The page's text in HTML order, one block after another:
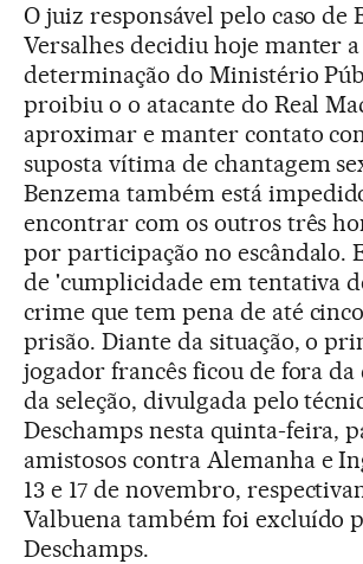
O juiz responsável pelo caso de
Versalhes decidiu hoje manter a
determinação do Ministério
proibiu o o atacante do Real
aproximar e manter contato
suposta vítima de chantagem
Benzema também está
encontrar com os outros três
por participação no escândalo.
de 'cumplicidade em tentativa
crime que tem pena de até
prisão. Diante da situação, o
jogador francês ficou de fora da
da seleção, divulgada pelo
Deschamps nesta quinta-feira,
amistosos contra Alemanha e
13 e 17 de novembro,
Valbuena também foi excluído
Deschamps.